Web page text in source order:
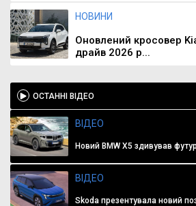
НОВИНИ
Оновлений кросовер
драйв 2026 р...
ОСТАННІ ВІДЕО
ВІДЕО
Новий BMW X5 здивував
ВІДЕО
Skoda презентувала новий